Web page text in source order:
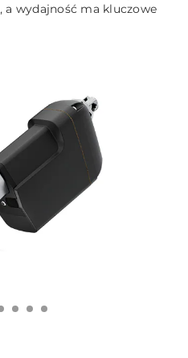
a wydajność ma kluczowe